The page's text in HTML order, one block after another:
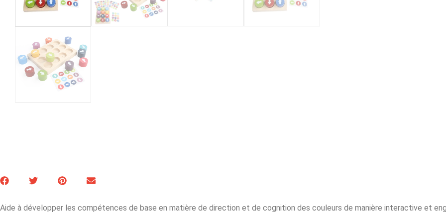
Aide à développer les compétences de base en matière de direction et de cognition des couleurs de manière interactive et